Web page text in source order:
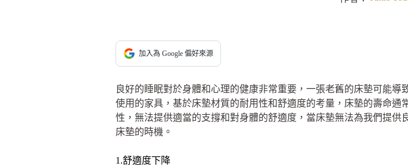
加入為 Google 偏好來源
良好的睡眠對於身體和心理的健康非常重要，一張老舊的床墊可能
使用的家具，基於床墊材質的耐用性和舒適度的考量，床墊的壽命
性，無法提供適當的支撐和對身體的舒適度，當床墊無法為我們提
床墊的時機。
1.舒適度下降